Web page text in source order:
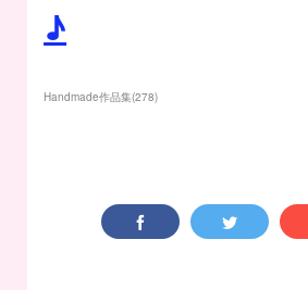
♪
Handmade作品集(278)